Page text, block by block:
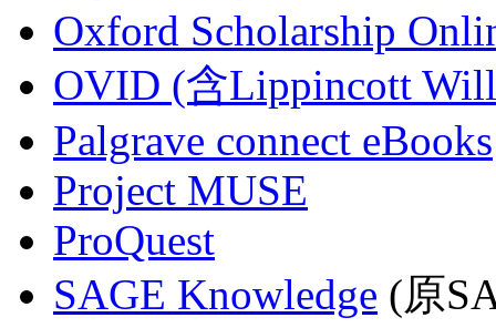
Oxford Scholarship
OVID (含Lippincott
Palgrave connect eBooks
Project MUSE
ProQuest
SAGE Knowledge (原